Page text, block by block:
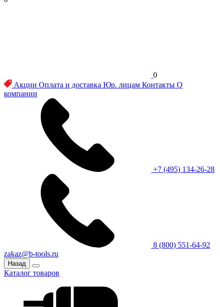
0
Акции Оплата и доставка Юр. лицам Контакты О
компании
+7 (495) 134-26-28
8 (800) 551-64-92
zakaz@b-tools.ru
Назад
Каталог товаров